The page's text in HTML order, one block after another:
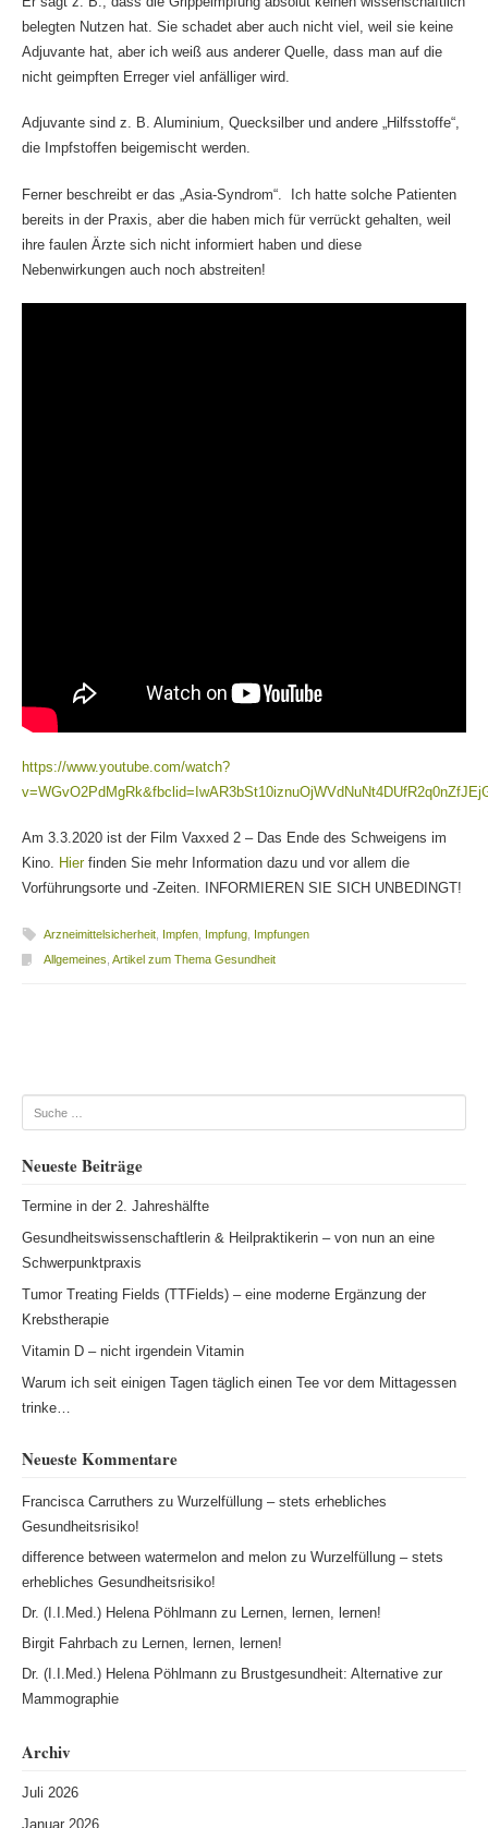
belegten Nutzen hat. Sie schadet aber auch nicht viel, weil sie keine
Adjuvante hat, aber ich weiß aus anderer Quelle, dass man auf die
nicht geimpften Erreger viel anfälliger wird.
Adjuvante sind z. B. Aluminium, Quecksilber und andere „Hilfsstoffe“,
die Impfstoffen beigemischt werden.
Ferner beschreibt er das „Asia-Syndrom“. Ich hatte solche Patienten
bereits in der Praxis, aber die haben mich für verrückt gehalten, weil
ihre faulen Ärzte sich nicht informiert haben und diese
Nebenwirkungen auch noch abstreiten!
https://www.youtube.com/watch?
Am 3.3.2020 ist der Film Vaxxed 2 – Das Ende des Schweigens im
Kino. Hier finden Sie mehr Information dazu und vor allem die
Vorführungsorte und -Zeiten. INFORMIEREN SIE SICH UNBEDINGT!
Arzneimittelsicherheit, Impfen, Impfung, Impfungen
Allgemeines Artikel zum Thema Gesundheit
Suche
Neueste Beiträge
Termine in der 2. Jahreshälfte
Gesundheitswissenschaftlerin & Heilpraktikerin – von nun an eine
Schwerpunktpraxis
Tumor Treating Fields (TTFields) – eine moderne Ergänzung der
Krebstherapie
Vitamin D – nicht irgendein Vitamin
Warum ich seit einigen Tagen täglich einen Tee vor dem Mittagessen
trinke…
Neueste Kommentare
Francisca Carruthers zu Wurzelfüllung – stets erhebliches
Gesundheitsrisiko!
difference between watermelon and melonzu Wurzelfüllung – stets
erhebliches Gesundheitsrisiko!
Dr. (I.I.Med.) Helena Pöhlmannzu Lernen, lernen, lernen!
Birgit Fahrbachzu Lernen, lernen, lernen!
Dr. (I.I.Med.) Helena Pöhlmannzu Brustgesundheit: Alternative zur
Mammographie
Archiv
Juli 2026
Januar 2026